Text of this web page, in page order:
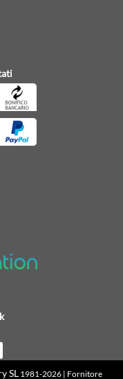
SL1981-2026 | Fornitore